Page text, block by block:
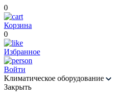
0
Корзина
0
Избранное
Войти
Климатическое оборудование
Закрыть